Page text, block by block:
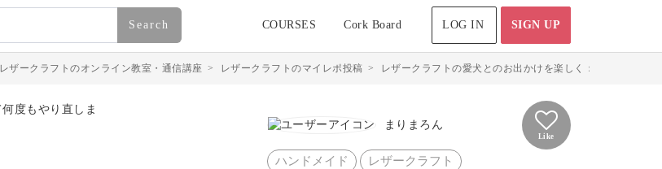
Search COURSES Cork Board LOG IN SIGN UP
レザークラフトのオンライン教室・通信講座 > レザークラフトのマイレポ投稿 > レザークラフトの愛犬とのお出かけを楽しく：お花のハー
まりまろん
Like
ハンドメイド レザークラフト